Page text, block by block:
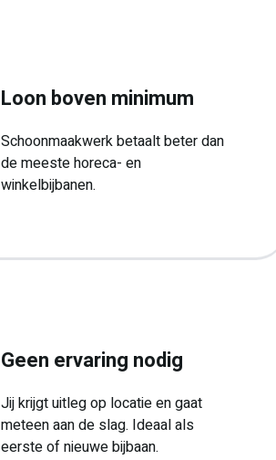
Loon boven minimum
Schoonmaakwerk betaalt beter dan
de meeste horeca- en
winkelbijbanen.
Geen ervaring nodig
Jij krijgt uitleg op locatie en gaat
meteen aan de slag. Ideaal als
eerste of nieuwe bijbaan.